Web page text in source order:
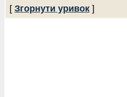
[ Згорнути уривок ]